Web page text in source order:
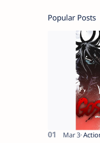
Popular Posts